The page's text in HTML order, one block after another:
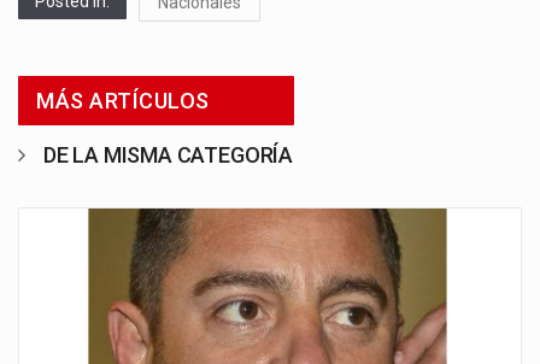
MÁS ARTÍCULOS
DE LA MISMA CATEGORÍA